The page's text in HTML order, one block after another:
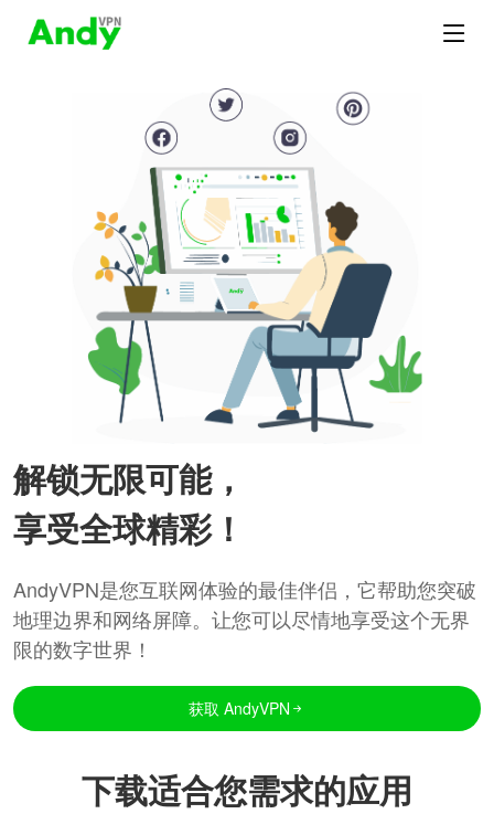
解锁无限可能，
享受全球精彩！
AndyVPN是您互联网体验的最佳伴侣，它帮助您突破
地理边界和网络屏障。让您可以尽情地享受这个无界
限的数字世界！
获取 AndyVPN
下载适合您需求的应用